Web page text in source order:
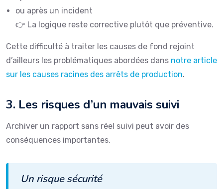
ou après un incident
👉 La logique reste corrective plutôt que préventive.
Cette difficulté à traiter les causes de fond rejoint
d’ailleurs les problématiques abordées dans notre article
sur les causes racines des arrêts de production.
3. Les risques d’un mauvais suivi
Archiver un rapport sans réel suivi peut avoir des
conséquences importantes.
Un risque sécurité